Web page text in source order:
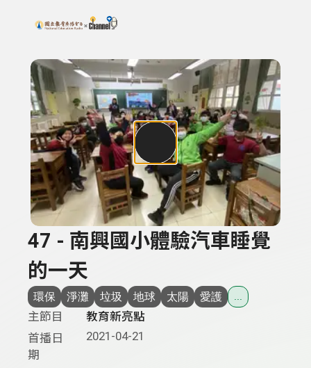
上方功能區塊
搜尋關鍵字：可輸入節目名稱、主持人或關鍵字
47 - 南興國小體驗汽車睡覺
的一天
環保 淨灘 垃圾 地球 太陽 愛護 ...
主節目
教育新亮點
首播日
期
2021-04-21